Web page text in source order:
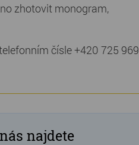
zhotovit monogram,
čísle +420 725 969
najdete